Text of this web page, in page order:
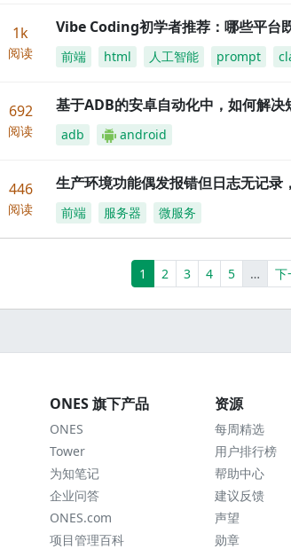
1k
阅读
Vibe Coding初学者推荐：哪些平台
前端 html 人工智能 prompt
692
阅读
基于ADB的安卓自动化中，如何解决
adb android
446
阅读
生产环境功能偶发报错但日志无记
前端 服务器 微服务
1 (current)
2 3 4 5 …More
下
ONES 旗下产品
ONES
Tower
为知笔记
企业问答
ONES.com
项目管理百科
资源
每周精选
用户排行榜
帮助中心
建议反馈
声望
勋章